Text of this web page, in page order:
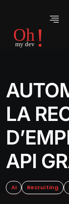
LA
API
AI Recruiting